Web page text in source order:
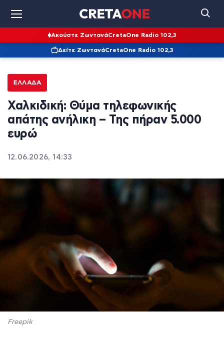
Ακούστε ΖωντανάCretaOne Radio 102,3
Δείτε ΖωντανάCretaOne Radio 102,3
ΕΛΛΆΔΑ
Χαλκιδική: Θύμα τηλεφωνικής
απάτης ανήλικη – Της πήραν 5.000
ευρώ
12.06.2026, 14:33
Freepik